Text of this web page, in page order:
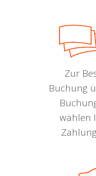
Zur
Buchung
wählen